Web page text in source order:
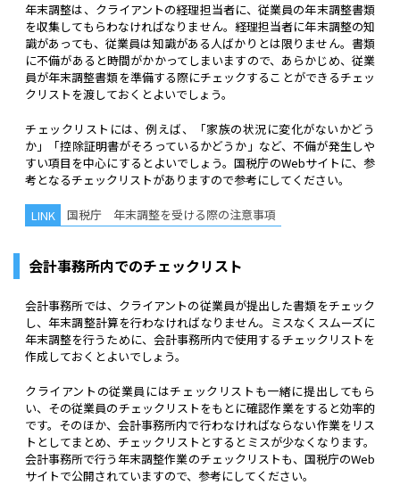
年末調整は、クライアントの経理担当者に、従業員の年末調整書類
を収集してもらわなければなりません。経理担当者に年末調整の知
識があっても、従業員は知識がある人ばかりとは限りません。書類
に不備があると時間がかかってしまいますので、あらかじめ、従業
員が年末調整書類を準備する際にチェックすることができるチェッ
クリストを渡しておくとよいでしょう。
チェックリストには、例えば、「家族の状況に変化がないかどう
か」「控除証明書がそろっているかどうか」など、不備が発生しや
すい項目を中心にするとよいでしょう。国税庁のWebサイトに、参
考となるチェックリストがありますので参考にしてください。
国税庁 年末調整を受ける際の注意事項
会計事務所内でのチェックリスト
会計事務所では、クライアントの従業員が提出した書類をチェック
し、年末調整計算を行わなければなりません。ミスなくスムーズに
年末調整を行うために、会計事務所内で使用するチェックリストを
作成しておくとよいでしょう。
クライアントの従業員にはチェックリストも一緒に提出してもら
い、その従業員のチェックリストをもとに確認作業をすると効率的
です。そのほか、会計事務所内で行わなければならない作業をリス
トとしてまとめ、チェックリストとするとミスが少なくなります。
会計事務所で行う年末調整作業のチェックリストも、国税庁のWeb
サイトで公開されていますので、参考にしてください。